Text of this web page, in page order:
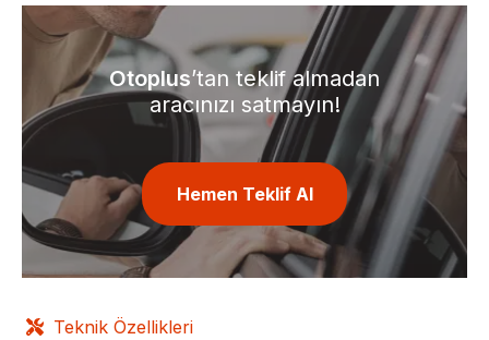
Otoplus’tan teklif almadan
aracınızı satmayın!
Hemen Teklif Al
Teknik Özellikleri